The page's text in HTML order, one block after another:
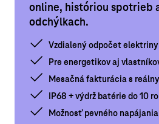
online, históriou spotrieb
odchýlkach.
Vzdialený odpočet elektriny
Pre energetikov aj
Mesačná fakturácia s
IP68 + výdrž batérie do 10
Možnosť pevného napájania